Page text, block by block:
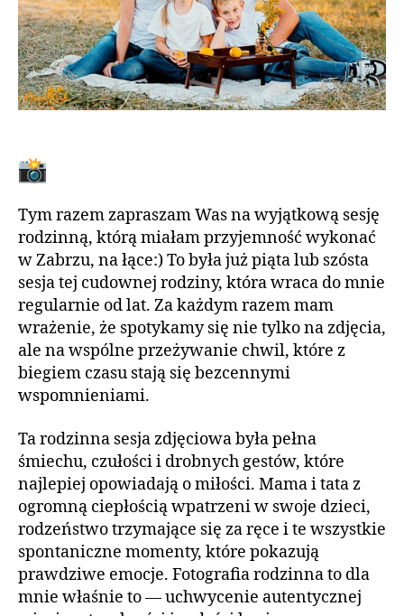
Tym razem zapraszam Was na wyjątkową sesję
rodzinną, którą miałam przyjemność wykonać
w Zabrzu, na łące:) To była już piąta lub szósta
sesja tej cudownej rodziny, która wraca do mnie
regularnie od lat. Za każdym razem mam
wrażenie, że spotykamy się nie tylko na zdjęcia,
ale na wspólne przeżywanie chwil, które z
biegiem czasu stają się bezcennymi
wspomnieniami.
Ta rodzinna sesja zdjęciowa była pełna
śmiechu, czułości i drobnych gestów, które
najlepiej opowiadają o miłości. Mama i tata z
ogromną ciepłością wpatrzeni w swoje dzieci,
rodzeństwo trzymające się za ręce i te wszystkie
spontaniczne momenty, które pokazują
prawdziwe emocje. Fotografia rodzinna to dla
mnie właśnie to — uchwycenie autentycznej